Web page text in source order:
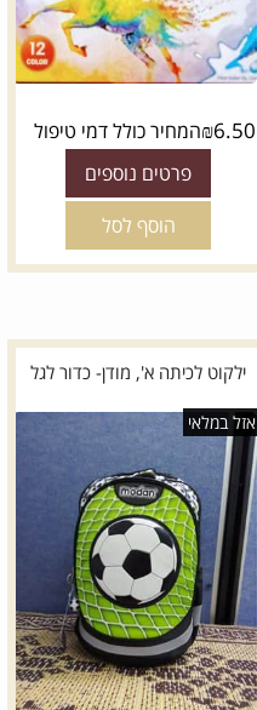
₪6.50 המחיר כולל דמי טיפול
פרטים נוספים
הוסף לסל
ילקוט לכיתה א', מודן- כדור לגל
אזל במלאי